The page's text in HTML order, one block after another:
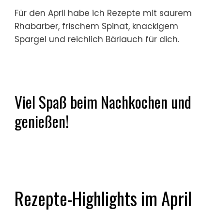
Für den April habe ich Rezepte mit saurem
Rhabarber, frischem Spinat, knackigem
Spargel und reichlich Bärlauch für dich.
Viel Spaß beim Nachkochen und
genießen!
Rezepte-Highlights im April